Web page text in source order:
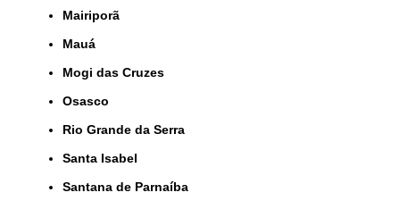
Mairiporã
Mauá
Mogi das Cruzes
Osasco
Rio Grande da Serra
Santa Isabel
Santana de Parnaíba